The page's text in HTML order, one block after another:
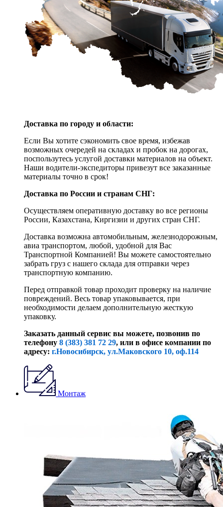
Доставка по городу и области:
Если Вы хотите сэкономить свое время, избежав
возможных очередей на складах и пробок на дорогах,
поспользутесь услугой доставки материалов на объект.
Наши водители-экспедиторы привезут все заказанные
материалы точно в срок!
Доставка по России и странам СНГ:
Осуществляем оперативную доставку во все регионы
России, Казахстана, Киргизии и других стран СНГ.
Доставка возможна автомобильным, железнодорожным,
авиа транспортом, любой, удобной для Вас
Транспортной Компанией! Вы можете самостоятельно
забрать груз с нашего склада для отправки через
транспортную компанию.
Перед отправкой товар проходит проверку на наличие
повреждений. Весь товар упаковывается, при
необходимости делаем дополнительную жесткую
упаковку.
Заказать данный сервис вы можете, позвонив по
телефону 8 (383) 381 72 29, или в офисе компании по
адресу: г.Новосибирск, ул.Маковского 10, оф.114
Монтаж